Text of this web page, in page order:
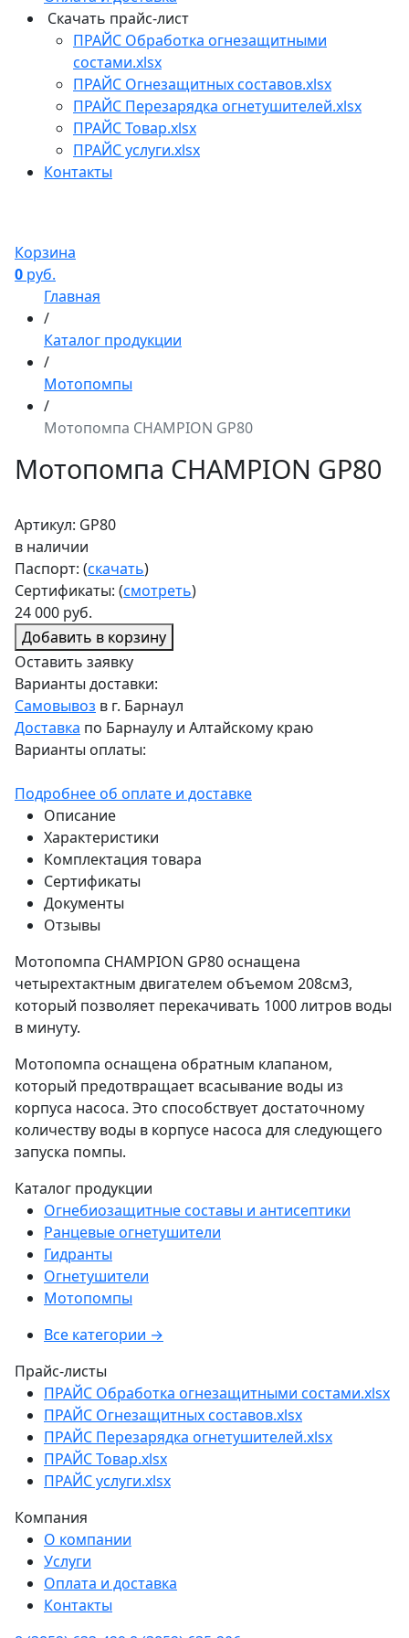
Скачать прайс-лист
ПРАЙС Обработка огнезащитными
состами.xlsx
ПРАЙС Огнезащитных составов.xlsx
ПРАЙС Перезарядка огнетушителей.xlsx
ПРАЙС Товар.xlsx
ПРАЙС услуги.xlsx
Контакты
Корзина
0 руб.
Главная
/
Каталог продукции
/
Мотопомпы
/
Мотопомпа CHAMPION GP80
Мотопомпа CHAMPION GP80
Артикул: GP80
в наличии
Паспорт: (скачать)
Сертификаты: (смотреть)
24 000 руб.
Добавить в корзину
Оставить заявку
Варианты доставки:
Самовывоз в г. Барнаул
Доставка по Барнаулу и Алтайскому краю
Варианты оплаты:
Подробнее об оплате и доставке
Описание
Характеристики
Комплектация товара
Сертификаты
Документы
Отзывы
Мотопомпа CHAMPION GP80 оснащена
четырехтактным двигателем объемом 208см3,
который позволяет перекачивать 1000 литров воды
в минуту.
Мотопомпа оснащена обратным клапаном,
который предотвращает всасывание воды из
корпуса насоса. Это способствует достаточному
количеству воды в корпусе насоса для следующего
запуска помпы.
Каталог продукции
Огнебиозащитные составы и антисептики
Ранцевые огнетушители
Гидранты
Огнетушители
Мотопомпы
Все категории →
Прайс-листы
ПРАЙС Обработка огнезащитными состами.xlsx
ПРАЙС Огнезащитных составов.xlsx
ПРАЙС Перезарядка огнетушителей.xlsx
ПРАЙС Товар.xlsx
ПРАЙС услуги.xlsx
Компания
О компании
Услуги
Оплата и доставка
Контакты